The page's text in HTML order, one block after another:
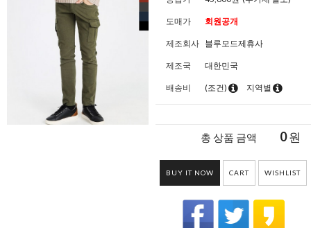
도매가 회원공개
제조회사 블루모드제휴사
제조국 대한민국
배송비 (조건) 지역별
총 상품 금액 0원
BUY IT NOW CART WISHLIST